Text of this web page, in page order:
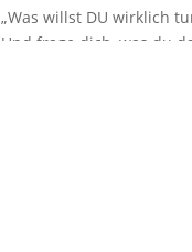
„Was willst DU wirklich
Und frage dich, was du